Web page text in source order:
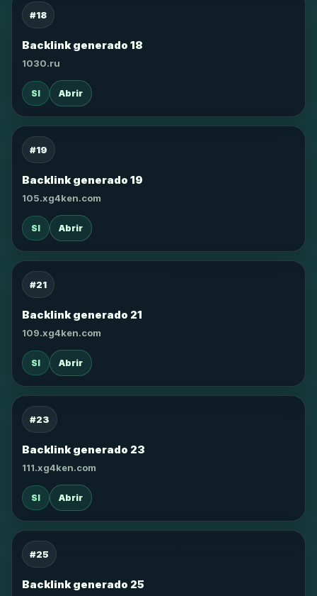
#18
Backlink generado 18
1030.ru
SI Abrir
#19
Backlink generado 19
105.xg4ken.com
SI Abrir
#21
Backlink generado 21
109.xg4ken.com
SI Abrir
#23
Backlink generado 23
111.xg4ken.com
SI Abrir
#25
Backlink generado 25